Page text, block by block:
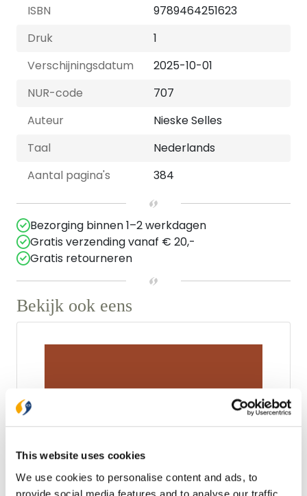
This website uses cookies
We use cookies to personalise content and ads, to
provide social media features and to analyse our traffic.
ISBN
9789464251623
Druk
1
Verschijningsdatum
2025-10-01
NUR-code
707
Auteur
Nieske Selles
Taal
Nederlands
Aantal pagina's
384
Bezorging binnen 1–2 werkdagen
Gratis verzending vanaf € 20,-
Gratis retourneren
Bekijk ook eens